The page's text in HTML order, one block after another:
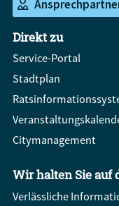
Direkt zu
Service-Portal
Stadtplan
Citymanagement
Wir halten Sie auf
Verlässliche